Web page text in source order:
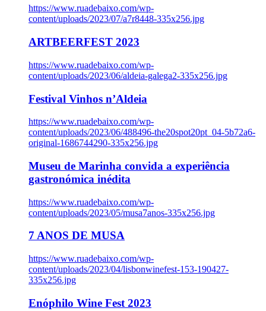
https://www.ruadebaixo.com/wp-
content/uploads/2023/07/a7r8448-335x256.jpg
ARTBEERFEST 2023
https://www.ruadebaixo.com/wp-
content/uploads/2023/06/aldeia-galega2-335x256.jpg
Festival Vinhos n’Aldeia
https://www.ruadebaixo.com/wp-
content/uploads/2023/06/488496-the20spot20pt_04-5b72a6-
original-1686744290-335x256.jpg
Museu de Marinha convida a experiência
gastronómica inédita
https://www.ruadebaixo.com/wp-
content/uploads/2023/05/musa7anos-335x256.jpg
7 ANOS DE MUSA
https://www.ruadebaixo.com/wp-
content/uploads/2023/04/lisbonwinefest-153-190427-
335x256.jpg
Enóphilo Wine Fest 2023